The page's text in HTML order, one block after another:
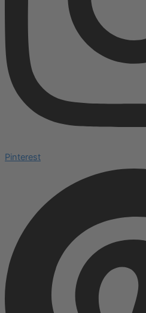
Pinterest